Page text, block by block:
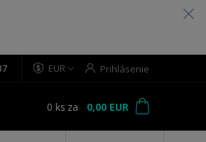
EUR Prihlásenie
0 ks za 0,00 EUR